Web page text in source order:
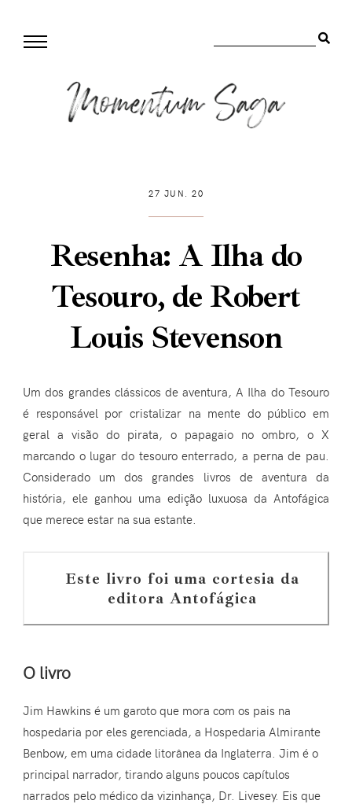
27 JUN. 20
Resenha: A Ilha do
Tesouro, de Robert
Louis Stevenson
Um dos grandes clássicos de aventura, A Ilha do Tesouro
é responsável por cristalizar na mente do público em
geral a visão do pirata, o papagaio no ombro, o X
marcando o lugar do tesouro enterrado, a perna de pau.
Considerado um dos grandes livros de aventura da
história, ele ganhou uma edição luxuosa da Antofágica
que merece estar na sua estante.
Este livro foi uma cortesia da
editora Antofágica
O livro
Jim Hawkins é um garoto que mora com os pais na
hospedaria por eles gerenciada, a Hospedaria Almirante
Benbow, em uma cidade litorânea da Inglaterra. Jim é o
principal narrador, tirando alguns poucos capítulos
narrados pelo médico da vizinhança, Dr. Livesey. Eis que